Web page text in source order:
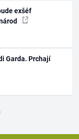
exšéf
Garda. Prchají